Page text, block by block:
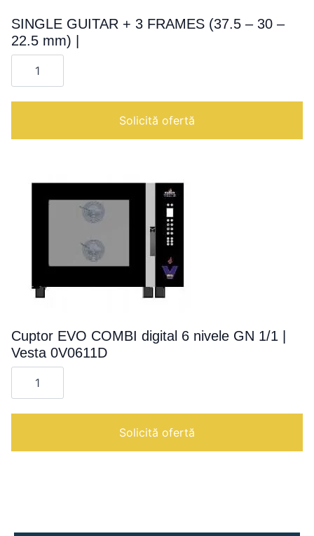
SINGLE GUITAR + 3 FRAMES (37.5 – 30 –
22.5 mm) |
Cantitate
SINGLE
3
-
mm)
Solicită ofertă
Cuptor EVO COMBI digital 6 nivele GN 1/1 |
Vesta 0V0611D
Cantitate
Cuptor
EVO
digital
GN
Solicită ofertă